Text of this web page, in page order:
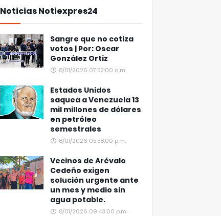
Noticias Notiexpres24
Sangre que no cotiza
votos | Por: Oscar
González Ortiz
8/01/2026 07:52:00 a.m.
Estados Unidos
saquea a Venezuela 13
mil millones de dólares
en petróleo
semestrales
8/01/2026 05:58:00 p.m.
Vecinos de Arévalo
Cedeño exigen
solución urgente ante
un mes y medio sin
agua potable.
8/01/2026 09:43:00 p.m.